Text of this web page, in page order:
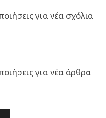
για νέα σχόλια
για νέα άρθρα